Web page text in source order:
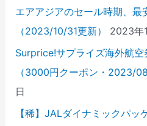
エアアジアのセール時期、最
（2023/10/31更新）
2023年
Surprice!サプライズ海外航
（3000円クーポン・2023/
日
【稀】JALダイナミックパッ